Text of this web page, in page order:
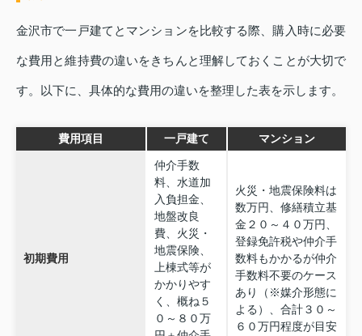
金沢市で一戸建てとマンションを比較する際、購入時に必要
な費用と維持費の違いをきちんと理解しておくことが大切で
す。以下に、具体的な費用の違いを整理した表を示します。
費用項目 一戸建て マンション
初期費用
仲介手数
料、水道加
入負担金、
地盤改良
費、火災・
地震保険、
上棟式等が
かかりやす
く、概ね５
０～８０万
火災・地震保険料は
数万円、修繕積立基
金２０～４０万円、
登録免許税や仲介手
数料もかかるが仲介
手数料不要のケース
あり（※媒介形態に
よる）、合計３０～
６０万円程度が目安